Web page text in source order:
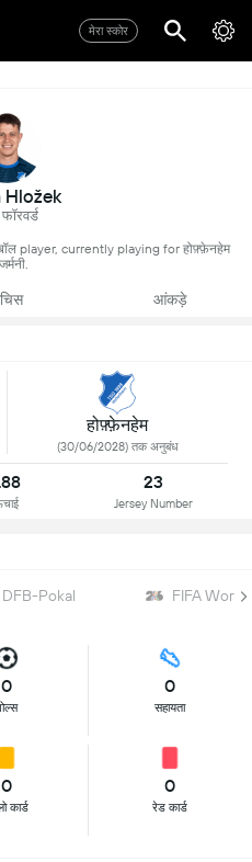
मेरा स्कोर
Hložek
player, currently playing for होफ़्फ़ेनहेम
आंकड़े
होफ़्फ़ेनहेम
(30/06/2028) तक अनुबंध
23
Jersey Number
DFB-Pokal FIFA World
0 0
सहायता
0
कार्ड
0
रेड कार्ड